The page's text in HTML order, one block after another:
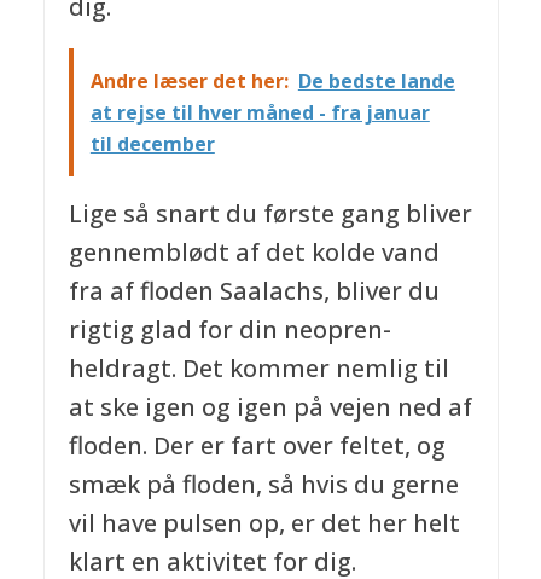
Andre læser det her: De bedste lande
at rejse til hver måned - fra januar
til december
Lige så snart du første gang bliver
gennemblødt af det kolde vand
fra af floden Saalachs, bliver du
rigtig glad for din neopren-
heldragt. Det kommer nemlig til
at ske igen og igen på vejen ned af
floden. Der er fart over feltet, og
smæk på floden, så hvis du gerne
vil have pulsen op, er det her helt
klart en aktivitet for dig.